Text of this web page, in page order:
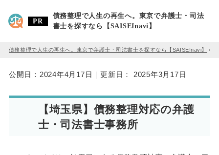
債務整理で人生の再生へ。東京で弁護士・司法
書士を探すなら【SAISEInavi】
債務整理で人生の再生へ。東京で弁護士・司法書士を探すなら【SAISEInavi】 »
公開日： 2024年4月17日 ｜更新日： 2025年3月17日
【埼玉県】債務整理対応の弁護
士・司法書士事務所